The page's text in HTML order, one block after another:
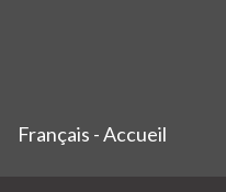
Français - Accueil